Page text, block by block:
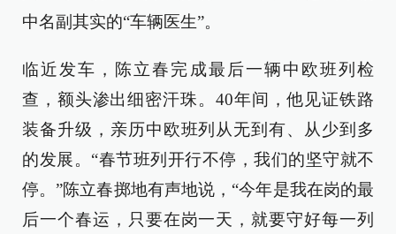
中名副其实的“车辆医生”。
临近发车，陈立春完成最后一辆中欧班列检
查，额头渗出细密汗珠。40年间，他见证铁路
装备升级，亲历中欧班列从无到有、从少到多
的发展。“春节班列开行不停，我们的坚守就不
停。”陈立春掷地有声地说，“今年是我在岗的最
后一个春运，只要在岗一天，就要守好每一列